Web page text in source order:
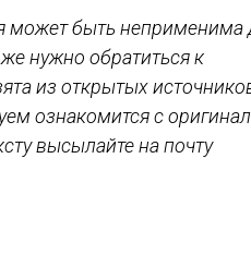
может быть неприменима
нужно обратиться к
из открытых
ознакомится с
высылайте на почту